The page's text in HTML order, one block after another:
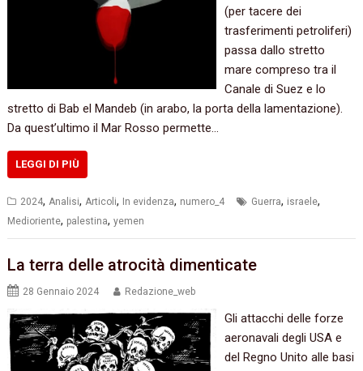
(per tacere dei
trasferimenti petroliferi)
passa dallo stretto
mare compreso tra il
Canale di Suez e lo
stretto di Bab el Mandeb (in arabo, la porta della lamentazione).
Da quest’ultimo il Mar Rosso permette…
LEGGI DI PIÙ
2024, Analisi, Articoli, In evidenza, numero_4 Guerra, israele,
Medioriente, palestina,yemen
La terra delle atrocità dimenticate
28 Gennaio 2024 Redazione_web
Gli attacchi delle forze
aeronavali degli USA e
del Regno Unito alle basi